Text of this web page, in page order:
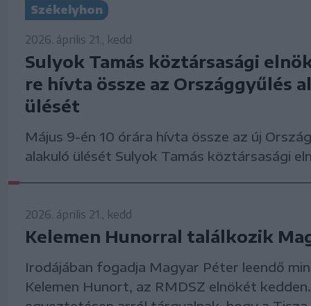
Székelyhon
2026. április 21., kedd
Sulyok Tamás köztársasági
re hívta össze az Országgyűlés
ülését
Május 9-én 10 órára hívta össze az új
alakuló ülését Sulyok Tamás köztársasági
2026. április 21., kedd
Kelemen Hunorral találkozik
Irodájában fogadja Magyar Péter leendő
Kelemen Hunort, az RMDSZ elnökét